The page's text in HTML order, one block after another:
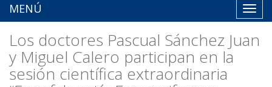
MENÚ
Los doctores Pascual Sánchez Juan
y Miguel Calero participan en la
sesión científica extraordinaria